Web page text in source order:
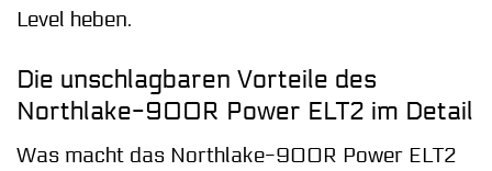
Level heben.
Die unschlagbaren Vorteile des
Northlake-900R Power ELT2 im Detail
Was macht das Northlake-900R Power ELT2